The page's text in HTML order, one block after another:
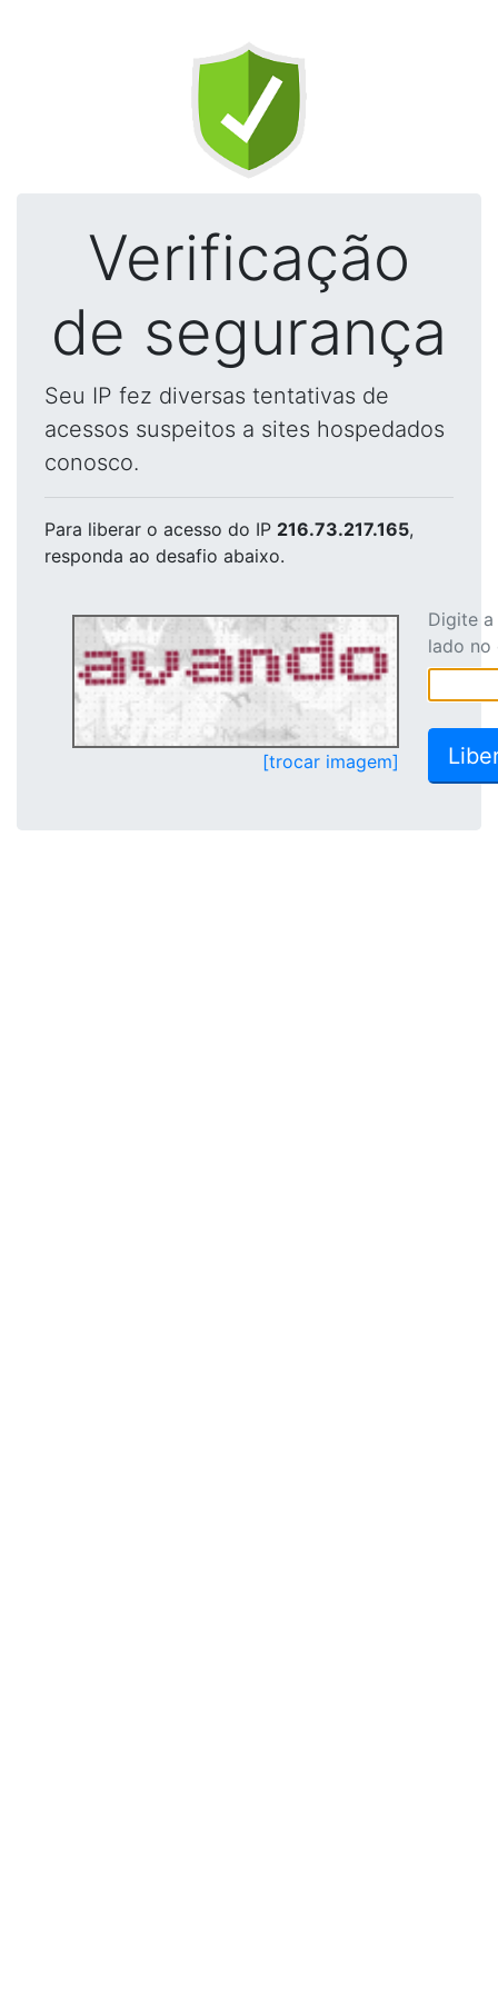
Verificação
de segurança
Seu IP fez diversas tentativas de
acessos suspeitos a sites hospedados
conosco.
Para liberar o acesso do IP 216.73.217.165,
responda ao desafio abaixo.
[trocar imagem]
Digite
lado no